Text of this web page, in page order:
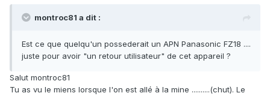
montroc81 a dit :
Est ce que quelqu'un possederait un APN Panasonic FZ18 ....
juste pour avoir "un retour utilisateur" de cet appareil ?
Salut montroc81
Tu as vu le miens lorsque l'on est allé à la mine ..........(chut). Le